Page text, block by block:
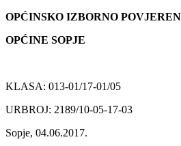
OPĆINSKO IZBORNO
OPĆINE SOPJE
KLASA: 013-01/17-01/05
URBROJ: 2189/10-05-17-03
Sopje, 04.06.2017.